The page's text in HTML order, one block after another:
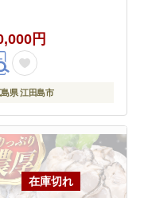
円
島県 江田島市